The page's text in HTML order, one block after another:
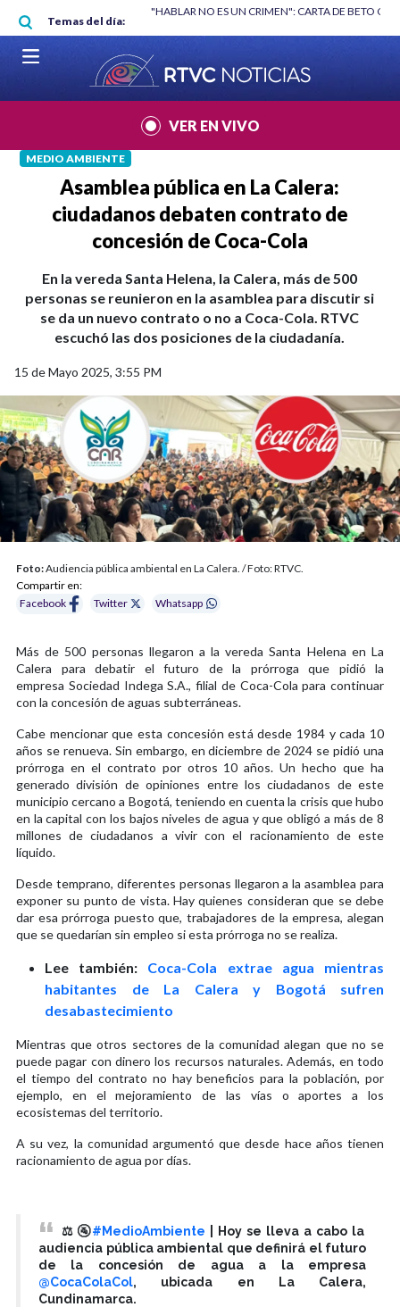
Pasar al contenido principal
Temas del día:
"HABLAR NO ES UN CRIMEN": CARTA DE BETO CORAL |
VER EN VIVO
MEDIO AMBIENTE
Asamblea pública en La Calera:
ciudadanos debaten contrato de
concesión de Coca-Cola
En la vereda Santa Helena, la Calera, más de 500
personas se reunieron en la asamblea para discutir si
se da un nuevo contrato o no a Coca-Cola. RTVC
escuchó las dos posiciones de la ciudadanía.
15 de Mayo 2025, 3:55 PM
Foto:Audiencia pública ambiental en La Calera. / Foto: RTVC.
Compartir en:
Facebook
Twitter Whatsapp
Más de 500 personas llegaron a la vereda Santa Helena en La
Calera para debatir el futuro de la prórroga que pidió la
empresa Sociedad Indega S.A., filial de Coca-Cola para continuar
con la concesión de aguas subterráneas.
Cabe mencionar que esta concesión está desde 1984 y cada 10
años se renueva. Sin embargo, en diciembre de 2024 se pidió una
prórroga en el contrato por otros 10 años. Un hecho que ha
generado división de opiniones entre los ciudadanos de este
municipio cercano a Bogotá, teniendo en cuenta la crisis que hubo
en la capital con los bajos niveles de agua y que obligó a más de 8
millones de ciudadanos a vivir con el racionamiento de este
líquido.
Desde temprano, diferentes personas llegaron a la asamblea para
exponer su punto de vista. Hay quienes consideran que se debe
dar esa prórroga puesto que, trabajadores de la empresa, alegan
que se quedarían sin empleo si esta prórroga no se realiza.
Lee también: Coca-Cola extrae agua mientras
habitantes de La Calera y Bogotá sufren
desabastecimiento
Mientras que otros sectores de la comunidad alegan que no se
puede pagar con dinero los recursos naturales. Además, en todo
el tiempo del contrato no hay beneficios para la población, por
ejemplo, en el mejoramiento de las vías o aportes a los
ecosistemas del territorio.
A su vez, la comunidad argumentó que desde hace años tienen
racionamiento de agua por días.
⚖️🚰#MedioAmbiente | Hoy se lleva a cabo la
audiencia pública ambiental que definirá el futuro
de la concesión de agua a la empresa
@CocaColaCol, ubicada en La Calera,
Cundinamarca.